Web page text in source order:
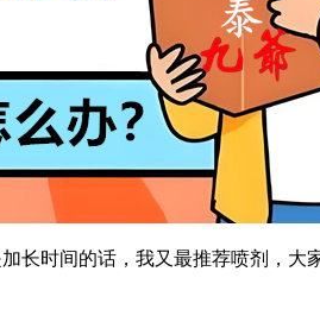
加长时间的话，我又最推荐喷剂，